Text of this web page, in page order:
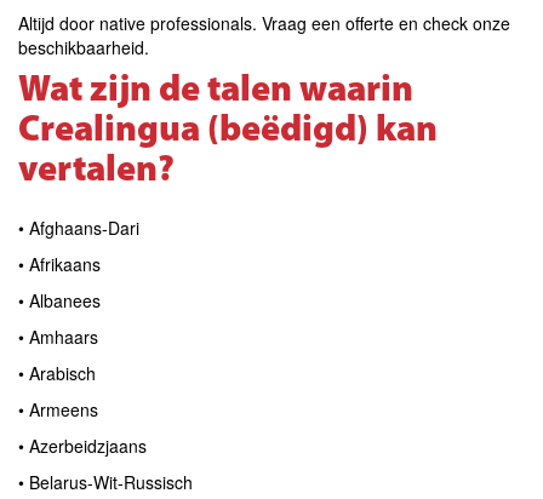
Altijd door native professionals. Vraag een offerte en check onze
beschikbaarheid.
Wat zijn de talen waarin
Crealingua (beëdigd) kan
vertalen?
• Afghaans-Dari
• Afrikaans
• Albanees
• Amhaars
• Arabisch
• Armeens
• Azerbeidzjaans
• Belarus-Wit-Russisch